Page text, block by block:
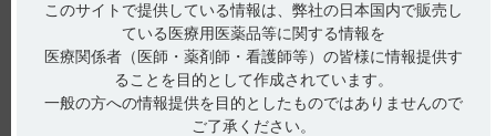
Epilepsy（てんかん）のEpi とLeo（ライオン、王様）をとり、
てんかん薬の王様という意味でEpileoとしました。Petit malは
小発作の意味です。
このサイトで提供している情報は、弊社の日本国内で販売し
ている医療用医薬品等に関する情報を
医療関係者（医師・薬剤師・看護師等）の皆様に情報提供す
ることを目的として作成されています。
一般の方への情報提供を目的としたものではありませんので
ご了承ください。